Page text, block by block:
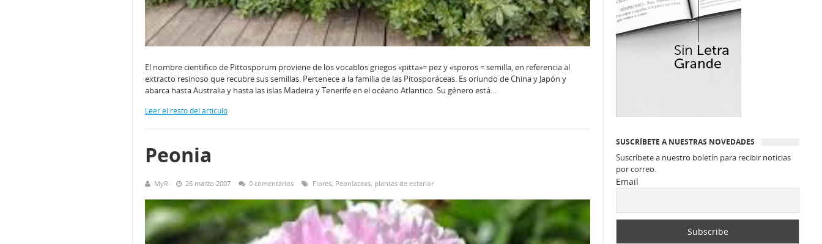
El nombre cientifico de Pittosporum proviene de los vocablos griegos «pitta»= pez y «sporos = semilla, en referencia al
extracto resinoso que recubre sus semillas. Pertenece a la familia de las Pitosporáceas. Es oriundo de China y Japón y
abarca hasta Australia y hasta las islas Madeira y Tenerife en el océano Atlantico. Su género está…
Leer el resto del artículo
Peonia
MyR 26 marzo 2007 0 comentarios Flores, Peoniaceas, plantas de exterior
SUSCRÍBETE A NUESTRAS NOVEDADES
Suscríbete a nuestro boletín para recibir noticias
por correo.
Email